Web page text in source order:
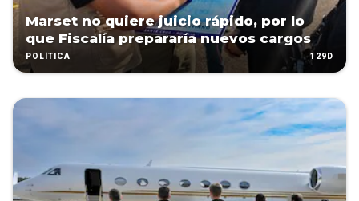
Marset no quiere juicio rápido, por lo
que Fiscalía prepararía nuevos cargos
POLÍTICA 129D